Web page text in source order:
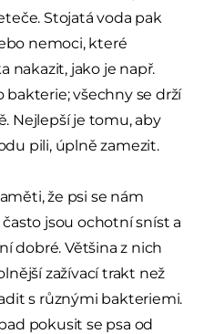
Stojatá voda pak
nemoci, které
nakazit, jako je např.
bakterie; všechny se drží
Nejlepší je tomu, aby
pili, úplně zamezit.
že psi se nám
jsou ochotní sníst a
dobré. Většina z nich
zažívací trakt než
s různými bakteriemi.
pokusit se psa od